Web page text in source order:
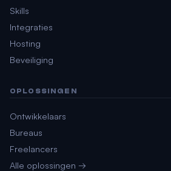
Skills
Integraties
Hosting
Beveiliging
OPLOSSINGEN
Ontwikkelaars
Bureaus
Freelancers
Alle oplossingen →